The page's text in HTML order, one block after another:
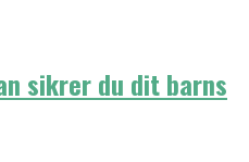
sikrer du dit barns